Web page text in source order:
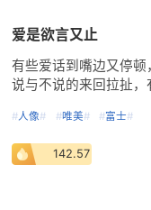
爱是欲言又止
有些爱话到嘴边又停
说与不说的来回拉扯
#人像# #唯美# #富士#
142.57